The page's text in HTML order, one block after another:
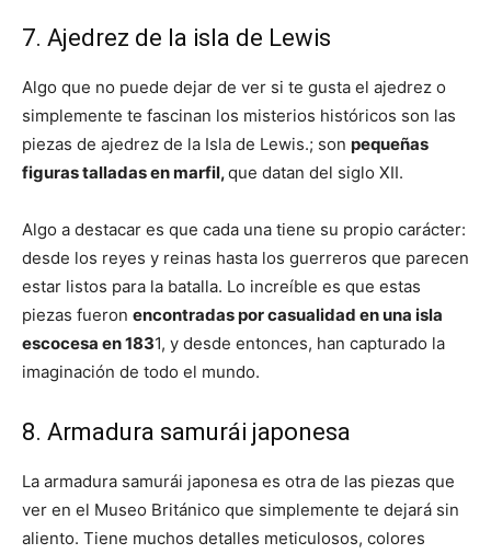
7. Ajedrez de la isla de Lewis
Algo que no puede dejar de ver si te gusta el ajedrez o
simplemente te fascinan los misterios históricos son las
piezas de ajedrez de la Isla de Lewis.; son pequeñas
figuras talladas en marfil,que datan del siglo XII.
Algo a destacar es que cada una tiene su propio carácter:
desde los reyes y reinas hasta los guerreros que parecen
estar listos para la batalla. Lo increíble es que estas
piezas fueron encontradas por casualidad en una isla
escocesa en 1831, y desde entonces, han capturado la
imaginación de todo el mundo.
8. Armadura samurái japonesa
La armadura samurái japonesa es otra de las piezas que
ver en el Museo Británico que simplemente te dejará sin
aliento. Tiene muchos detalles meticulosos, colores